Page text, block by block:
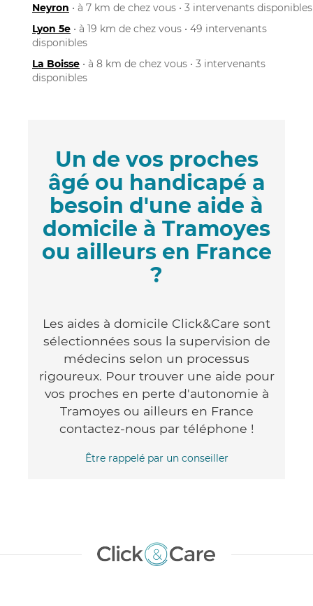
Neyron • à 7 km de chez vous • 3 intervenants disponibles
Lyon 5e • à 19 km de chez vous • 49 intervenants
disponibles
La Boisse • à 8 km de chez vous • 3 intervenants
disponibles
Un de vos proches
âgé ou handicapé a
besoin d'une aide à
domicile à Tramoyes
ou ailleurs en France
?
Les aides à domicile Click&Care sont
sélectionnées sous la supervision de
médecins selon un processus
rigoureux. Pour trouver une aide pour
vos proches en perte d'autonomie à
Tramoyes ou ailleurs en France
contactez-nous par téléphone !
Être rappelé par un conseiller